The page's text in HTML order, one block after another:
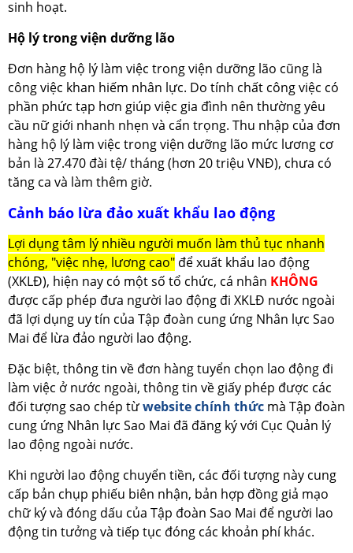
sinh hoạt.
Hộ lý trong viện dưỡng lão
Đơn hàng hộ lý làm việc trong viện dưỡng lão cũng là
công việc khan hiếm nhân lực. Do tính chất công việc có
phần phức tạp hơn giúp việc gia đình nên thường yêu
cầu nữ giới nhanh nhẹn và cẩn trọng. Thu nhập của đơn
hàng hộ lý làm việc trong viện dưỡng lão mức lương cơ
bản là 27.470 đài tệ/ tháng (hơn 20 triệu VNĐ), chưa có
tăng ca và làm thêm giờ.
Cảnh báo lừa đảo xuất khẩu lao động
Lợi dụng tâm lý nhiều người muốn làm thủ tục nhanh
chóng, "việc nhẹ, lương cao" để xuất khẩu lao động
(XKLĐ), hiện nay có một số tổ chức, cá nhân KHÔNG
được cấp phép đưa người lao động đi XKLĐ nước ngoài
đã lợi dụng uy tín của Tập đoàn cung ứng Nhân lực Sao
Mai để lừa đảo người lao động.
Đặc biệt, thông tin về đơn hàng tuyển chọn lao động đi
làm việc ở nước ngoài, thông tin về giấy phép được các
đối tượng sao chép từwebsite chính thức mà Tập đoàn
cung ứng Nhân lực Sao Mai đã đăng ký với Cục Quản lý
lao động ngoài nước.
Khi người lao động chuyển tiền, các đối tượng này cung
cấp bản chụp phiếu biên nhận, bản hợp đồng giả mạo
chữ ký và đóng dấu của Tập đoàn Sao Mai để người lao
động tin tưởng và tiếp tục đóng các khoản phí khác.